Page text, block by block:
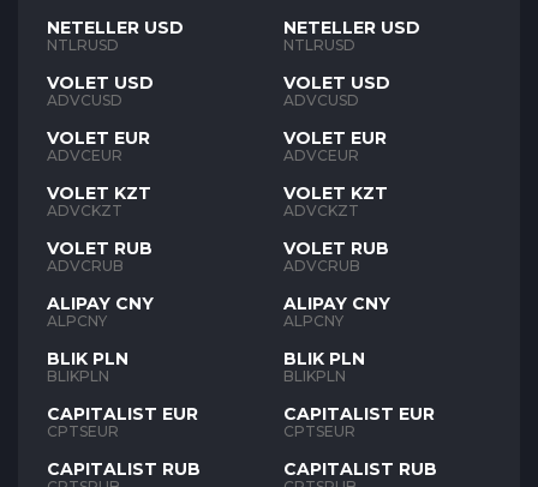
NETELLER USD
NTLRUSD
VOLET USD
ADVCUSD
VOLET EUR
ADVCEUR
VOLET KZT
ADVCKZT
VOLET RUB
ADVCRUB
ALIPAY CNY
ALPCNY
BLIK PLN
BLIKPLN
CAPITALIST EUR
CPTSEUR
CAPITALIST RUB
NETELLER USD
NTLRUSD
VOLET USD
ADVCUSD
VOLET EUR
ADVCEUR
VOLET KZT
ADVCKZT
VOLET RUB
ADVCRUB
ALIPAY CNY
ALPCNY
BLIK PLN
BLIKPLN
CAPITALIST EUR
CPTSEUR
CAPITALIST RUB